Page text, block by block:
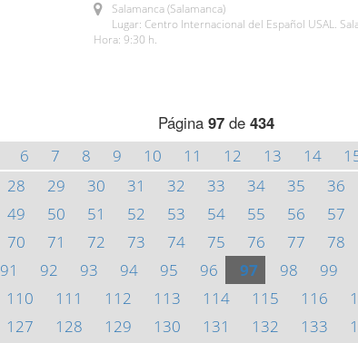
Salamanca (Salamanca)
Lugar: Centro Internacional del Español USAL.
Hora: 9:30 h.
Página 97 de 434
6 7 8 9 10 11 12 13 14
28 29 30 31 32 33 34 35 36
49 50 51 52 53 54 55 56 57
70 71 72 73 74 75 76 77 78
91 92 93 94 95 96 97 98 99
110 111 112 113 114 115 116
127 128 129 130 131 132 133